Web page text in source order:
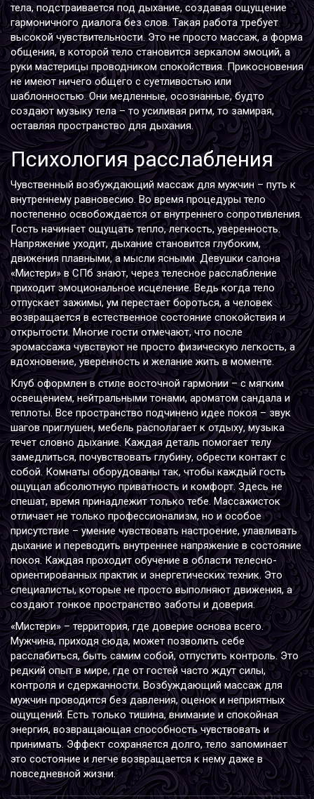
тела, подстраивается под дыхание, создавая ощущение
гармоничного диалога без слов. Такая работа требует
высокой чувствительности. Это не просто массаж, а форма
общения, в которой тело становится зеркалом эмоций, а
руки мастерицы проводником спокойствия. Прикосновения
не имеют ничего общего с суетливостью или
шаблонностью. Они медленные, осознанные, будто
создают музыку тела – то усиливая ритм, то замирая,
оставляя пространство для дыхания.
Психология расслабления
Чувственный возбуждающий массаж для мужчин – путь к
внутреннему равновесию. Во время процедуры тело
постепенно освобождается от внутреннего сопротивления.
Гость начинает ощущать тепло, легкость, уверенность.
Напряжение уходит, дыхание становится глубоким,
движения плавными, а мысли ясными. Девушки салона
«Мистери» в СПб знают, через телесное расслабление
приходит эмоциональное исцеление. Ведь когда тело
отпускает зажимы, ум перестает бороться, а человек
возвращается в естественное состояние спокойствия и
открытости. Многие гости отмечают, что после
эромассажа чувствуют не просто физическую легкость, а
вдохновение, уверенность и желание жить в моменте.
Клуб оформлен в стиле восточной гармонии – с мягким
освещением, нейтральными тонами, ароматом сандала и
теплоты. Все пространство подчинено идее покоя – звук
шагов приглушен, мебель располагает к отдыху, музыка
течет словно дыхание. Каждая деталь помогает телу
замедлиться, почувствовать глубину, обрести контакт с
собой. Комнаты оборудованы так, чтобы каждый гость
ощущал абсолютную приватность и комфорт. Здесь не
спешат, время принадлежит только тебе. Массажисток
отличает не только профессионализм, но и особое
присутствие – умение чувствовать настроение, улавливать
дыхание и переводить внутреннее напряжение в состояние
покоя. Каждая проходит обучение в области телесно-
ориентированных практик и энергетических техник. Это
специалисты, которые не просто выполняют движения, а
создают тонкое пространство заботы и доверия.
«Мистери» – территория, где доверие основа всего.
Мужчина, приходя сюда, может позволить себе
расслабиться, быть самим собой, отпустить контроль. Это
редкий опыт в мире, где от гостей часто ждут силы,
контроля и сдержанности. Возбуждающий массаж для
мужчин проводится без давления, оценок и неприятных
ощущений. Есть только тишина, внимание и спокойная
энергия, возвращающая способность чувствовать и
принимать. Эффект сохраняется долго, тело запоминает
это состояние и легче возвращается к нему даже в
повседневной жизни.